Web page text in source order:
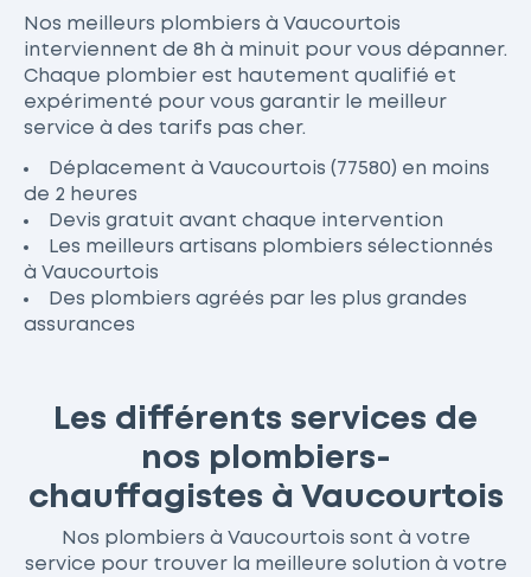
Nos meilleurs plombiers à Vaucourtois
interviennent de 8h à minuit pour vous dépanner.
Chaque plombier est hautement qualifié et
expérimenté pour vous garantir le meilleur
service à des tarifs pas cher.
Déplacement à Vaucourtois (77580) en moins
de 2 heures
Devis gratuit avant chaque intervention
Les meilleurs artisans plombiers sélectionnés
à Vaucourtois
Des plombiers agréés par les plus grandes
assurances
Les différents services de
nos plombiers-
chauffagistes à Vaucourtois
Nos plombiers à Vaucourtois sont à votre
service pour trouver la meilleure solution à votre